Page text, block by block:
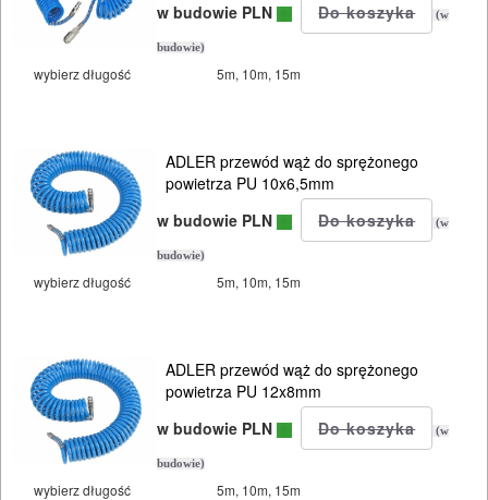
ELEKTRONARZĘDZIA
AKUMULATOROWE
AKCESORIA
DO
ELEKTRONARZĘDZI
MAGAZYNOWANIE
TRANSPORTOWANIE
POMIAROWE
NARZĘDZIA
BUDOWLANE
w budowie PLN
(w
budowie)
wybierz długość 5m, 10m, 15m
ADLER przewód wąż do sprężonego
powietrza PU 10x6,5mm
w budowie PLN
(w
budowie)
wybierz długość 5m, 10m, 15m
ADLER przewód wąż do sprężonego
powietrza PU 12x8mm
w budowie PLN
(w
budowie)
wybierz długość 5m, 10m, 15m